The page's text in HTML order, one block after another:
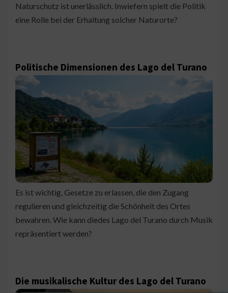
Naturschutz ist unerlässlich. Inwiefern spielt die Politik
eine Rolle bei der Erhaltung solcher Naturorte?
Politische Dimensionen des Lago del Turano
Es ist wichtig, Gesetze zu erlassen, die den Zugang
regulieren und gleichzeitig die Schönheit des Ortes
bewahren. Wie kann diedes Lago del Turano durch Musik
repräsentiert werden?
Die musikalische Kultur des Lago del Turano